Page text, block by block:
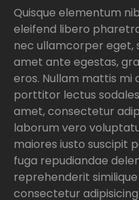
Quisque elementum
eleifend libero
nec ullamcorper eget,
amet ante egestas,
eros. Nullam mattis mi
porttitor lectus
amet, consectetur
laborum vero
maiores iusto suscipit
fuga repudiandae
reprehenderit
consectetur